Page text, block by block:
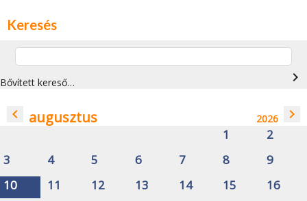
Keresés
Bővített kereső… navigate_next
navigate_before augusztus 2026 navigate_next
1
2
3
4 5 6 7 8
9
10
11 12 13 14 15
16